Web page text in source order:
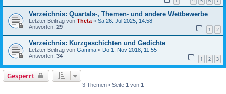
Verzeichnis: Quartals-, Themen- und andere Wettbewerbe
Letzter Beitrag von Theta « Sa 26. Jul 2025, 14:58
Antworten: 29 1 2
Verzeichnis: Kurzgeschichten und Gedichte
Letzter Beitrag von Gamma « Do 1. Nov 2018, 11:55
Antworten: 34 1 2 3
Gesperrt
3 Themen • Seite 1 von 1